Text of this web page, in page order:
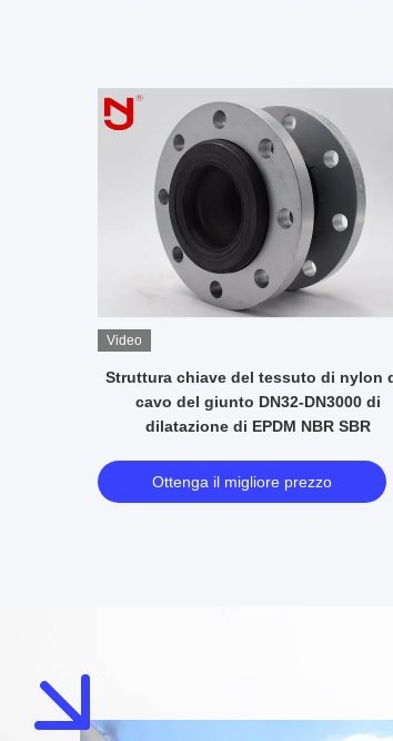
Video
Pressione scoppiata 6.0Mpa a 4
gomma del giunto di dilatazione della
singola sfera non metallica
Ottenga il migliore prezzo